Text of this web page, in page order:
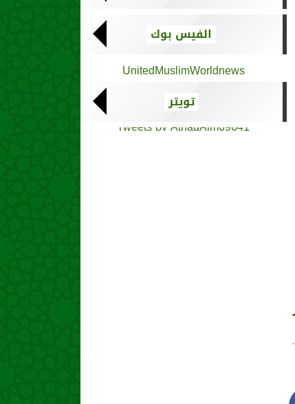
الفيس بوك
UnitedMuslimWorldnews
تويتر
Tweets by AthadAlm69641